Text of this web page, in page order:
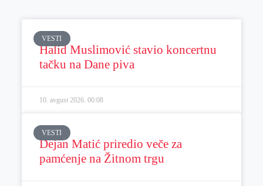
VESTI
Halid Muslimović stavio koncertnu
tačku na Dane piva
10. avgust 2026. 00:08
VESTI
Dejan Matić priredio veče za
pamćenje na Žitnom trgu